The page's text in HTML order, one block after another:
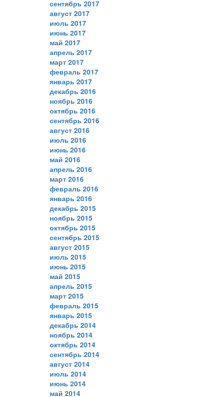
сентябрь 2017
август 2017
июль 2017
июнь 2017
май 2017
апрель 2017
март 2017
февраль 2017
январь 2017
декабрь 2016
ноябрь 2016
октябрь 2016
сентябрь 2016
август 2016
июль 2016
июнь 2016
май 2016
апрель 2016
март 2016
февраль 2016
январь 2016
декабрь 2015
ноябрь 2015
октябрь 2015
сентябрь 2015
август 2015
июль 2015
июнь 2015
май 2015
апрель 2015
март 2015
февраль 2015
январь 2015
декабрь 2014
ноябрь 2014
октябрь 2014
сентябрь 2014
август 2014
июль 2014
июнь 2014
май 2014